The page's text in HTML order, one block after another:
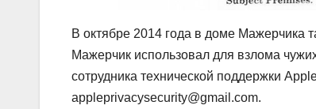
В октябре 2014 года в доме Мажерчика
Мажерчик использовал для взлома
сотрудника технической поддержки
appleprivacysecurity@gmail.com.